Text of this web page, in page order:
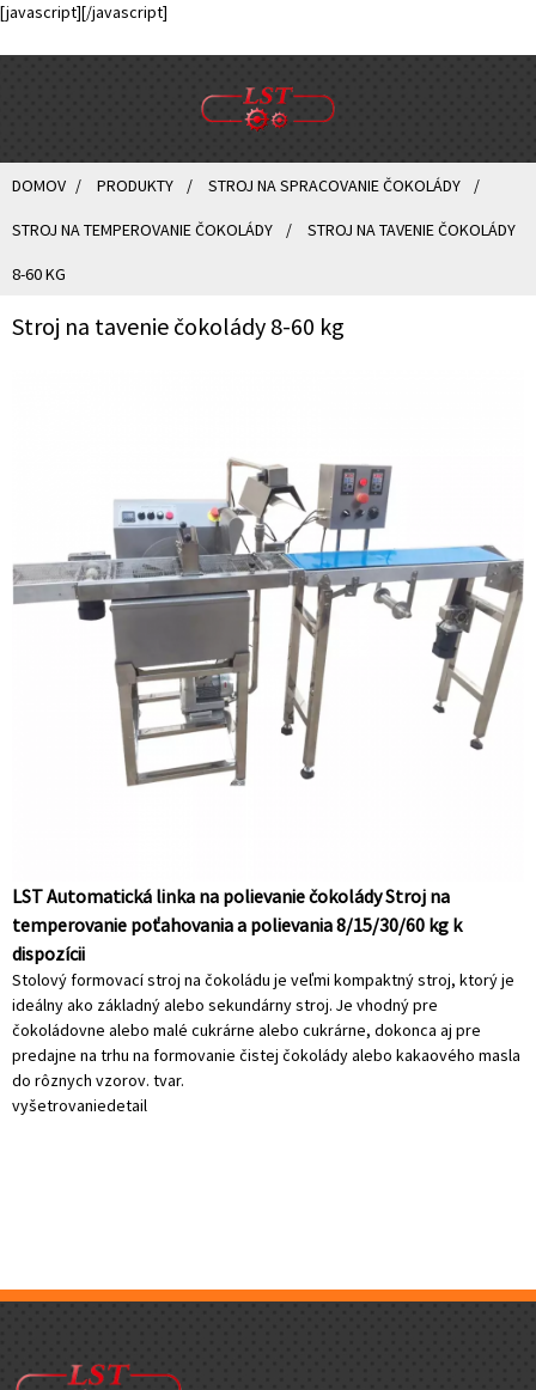
[javascript][/javascript]
DOMOV PRODUKTY STROJ NA SPRACOVANIE ČOKOLÁDY
STROJ NA TEMPEROVANIE ČOKOLÁDY STROJ NA TAVENIE ČOKOLÁDY
8-60 KG
Stroj na tavenie čokolády 8-60 kg
LST Automatická linka na polievanie čokolády Stroj na
temperovanie poťahovania a polievania 8/15/30/60 kg k
dispozícii
Stolový formovací stroj na čokoládu je veľmi kompaktný stroj, ktorý je
ideálny ako základný alebo sekundárny stroj. Je vhodný pre
čokoládovne alebo malé cukrárne alebo cukrárne, dokonca aj pre
predajne na trhu na formovanie čistej čokolády alebo kakaového masla
do rôznych vzorov. tvar.
vyšetrovaniedetail